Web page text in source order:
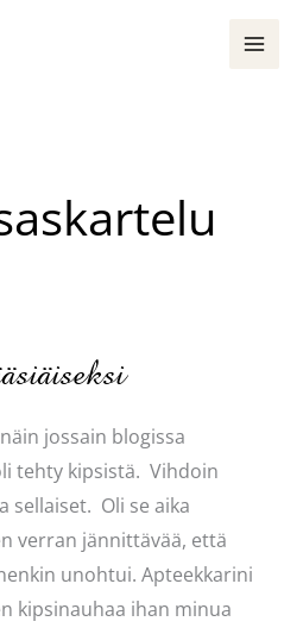
jossain blogissa
tehty kipsistä. Vihdoin
sellaiset. Oli se aika
verran jännittävää, että
unohtui. Apteekkarini
kipsinauhaa ihan minua